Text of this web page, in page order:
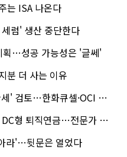
는 ISA 나온다
세럼' 생산 중단한다
획…성공 가능성은 '글쎄'
분 더 사는 이유
토…한화큐셀·OCI 영향은?
퇴직연금…전문가 조언은
라'…뒷문은 열었다